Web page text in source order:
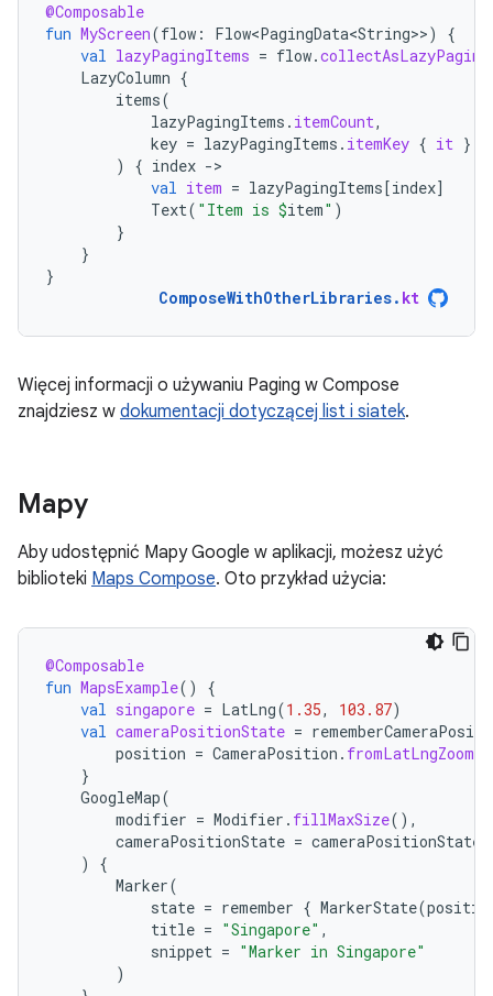
@Composable
fun MyScreen(flow : Flow<PagingData<String>>)
{
val lazyPagingItems = flow.
LazyColumn {
items(
lazyPagingItems . itemCount,
key = lazyPagingItems . itemKey { it }
)
{ index -
val item = lazyPagingItems[index]
Text( "Item is $item" )
}
}
}
ComposeWithOtherLibraries. kt
Więcej informacji o używaniu Paging w Compose
znajdziesz w dokumentacji dotyczącej list i siatek.
Mapy
Aby udostępnić Mapy Google w aplikacji, możesz użyć
biblioteki Maps Compose. Oto przykład użycia:
@Composable
fun MapsExample()
{
val singapore = LatLng(1.35, 103.87)
val cameraPositionState =
position = CameraPosition . fromLatLngZoom
}
GoogleMap(
modifier = Modifier . fillMaxSize(),
cameraPositionState = cameraPositionState
)
{
Marker(
state = remember { MarkerState(
title = "Singapore" ,
snippet = "Marker in Singapore"
)